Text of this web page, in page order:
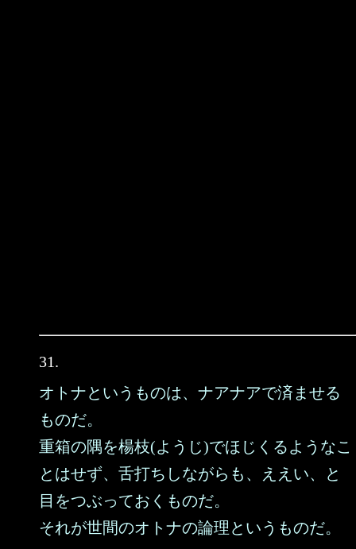
31.
オトナというものは、ナアナアで済ませる
ものだ。
重箱の隅を楊枝(ようじ)でほじくるようなこ
とはせず、舌打ちしながらも、ええい、と
目をつぶっておくものだ。
それが世間のオトナの論理というものだ。